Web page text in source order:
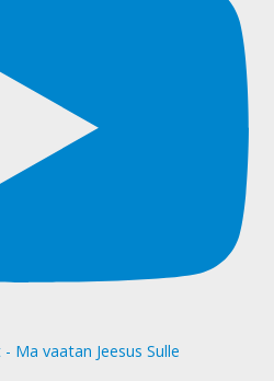
Ma vaatan Jeesus Sulle